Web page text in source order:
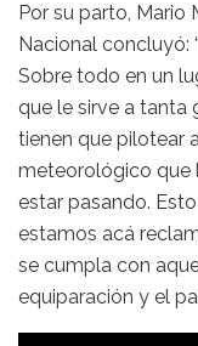
Por su parto, Mario
Nacional concluyó:
Sobre todo en un
que le sirve a tanta
tienen que pilotear
meteorológico que
estar pasando.
estamos acá
se cumpla con
equiparación y el